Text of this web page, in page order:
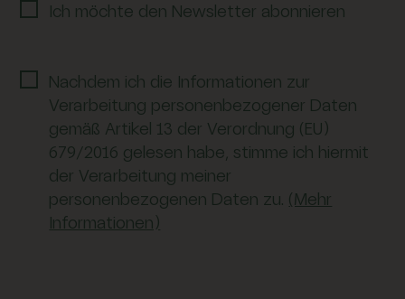
Ich möchte den Newsletter abonnieren
Nachdem ich die Informationen zur
Verarbeitung personenbezogener Daten
gemäß Artikel 13 der Verordnung (EU)
679/2016 gelesen habe, stimme ich hiermit
der Verarbeitung meiner
personenbezogenen Daten zu. (Mehr
Informationen)